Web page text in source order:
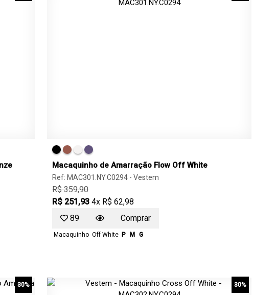
Macaquinho de Amarração Flow Off White
Ref: MAC301.NY.C0294 - Vestem
R$ 359,90
R$ 251,93 4x R$ 62,98
89
Comprar
Macaquinho Off White P M G
30% 30%